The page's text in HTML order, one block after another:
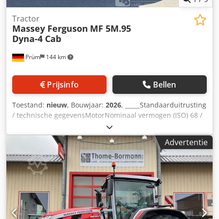
Prüm 144 km
Tractor
Massey Ferguson MF 5M.95
Dyna-4 Cab
Prijsinfo Bellen
Toestand: nieuw, Bouwjaar: 2026, _____Standaarduitrusting
/ technische gegevensMotorNominaal vermogen (ISO) 68 /
90 kW / pk bij 2200 tpmMaximaal vermogen 71 / 95 kW / pk
bij 2000 tpmMaximaal koppel 405 Nm bij 1500
tpmFabrikant / type: Agco Power / AP 44MBTN-D5Schone
motor, 4 cilinders / 4,4 l, 4 kleppen, STAGE 5Geregelde
турбонаддув, SCR-katalysatorDOC-
dieseloxidatiekatalysatorSCR-roetdeeltjeskata
lysatorMotorkap - in één stuk opklapbaarUitlaat aan de
rechterkant voor de cabineBrandstoftankinhoud 198 liter /
AdBlue 18 literVersnellingsbak / aftakas16/16-
Advertentie